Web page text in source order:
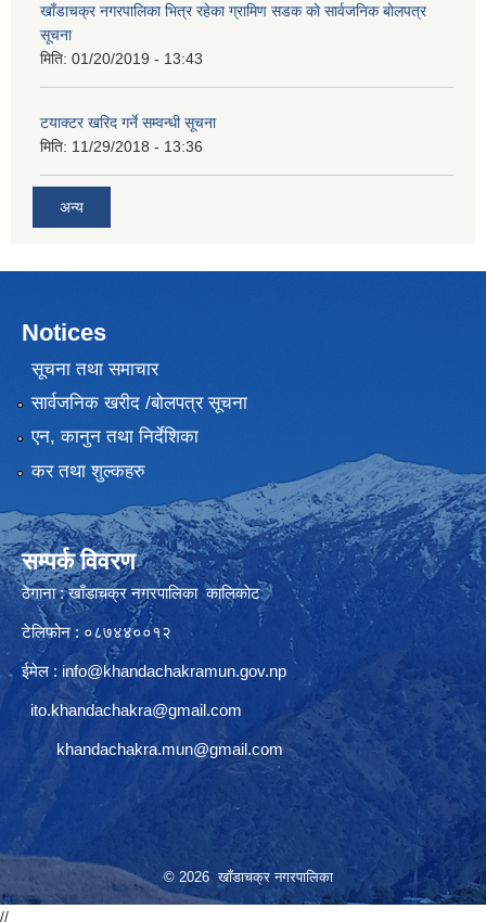
खाँडाचक्र नगरपालिका भित्र रहेका ग्रामिण सडक काे सार्वजनिक बाेलपत्र
सूचना
मिति: 01/20/2019 - 13:43
टयाक्टर खरिद गर्ने सम्वन्धी सूचना
मिति: 11/29/2018 - 13:36
अन्य
Notices
सूचना तथा समाचार
सार्वजनिक खरीद /बोलपत्र सूचना
एन, कानुन तथा निर्देशिका
कर तथा शुल्कहरु
सम्पर्क विवरण
ठेगाना : खाँडाचक्र नगरपालिका कालिकाेट
टेलिफोन : ०८७४४००१२
ईमेल : info@khandachakramun.gov.np
ito.khandachakra@gmail.com
khandachakra.mun@gmail.com
© 2026 खाँडाचक्र नगरपालिका
//